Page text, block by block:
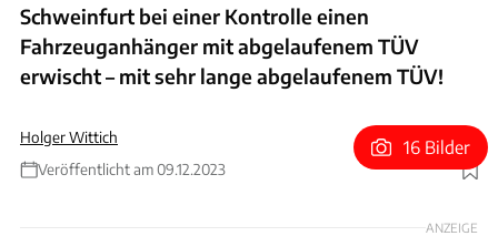
Schweinfurt bei einer Kontrolle einen
Fahrzeuganhänger mit abgelaufenem TÜV
erwischt – mit sehr lange abgelaufenem TÜV!
Holger Wittich
Veröffentlicht am 09.12.2023
Foto: werbeantrieb via Getty Images
16 Bilder
ANZEIGE